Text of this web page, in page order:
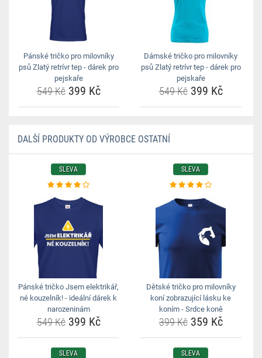
Pánské tričko pro milovníky
psů Zlatý retrívr tep - dárek pro
pejskaře
549 Kč399 Kč
Dámské tričko pro milovníky
psů Zlatý retrívr tep - dárek pro
pejskaře
549 Kč399 Kč
DALŠÍ PRODUKTY OD VÝROBCE OSTATNÍ
SLEVA
Pánské tričko Jsem elektrikář,
né kouzelník! - ideální dárek k
narozeninám
549 Kč399 Kč
SLEVA
Dětské tričko pro milovníky
koní zobrazující lásku ke
koním - Srdce koně
399 Kč359 Kč
SLEVA SLEVA